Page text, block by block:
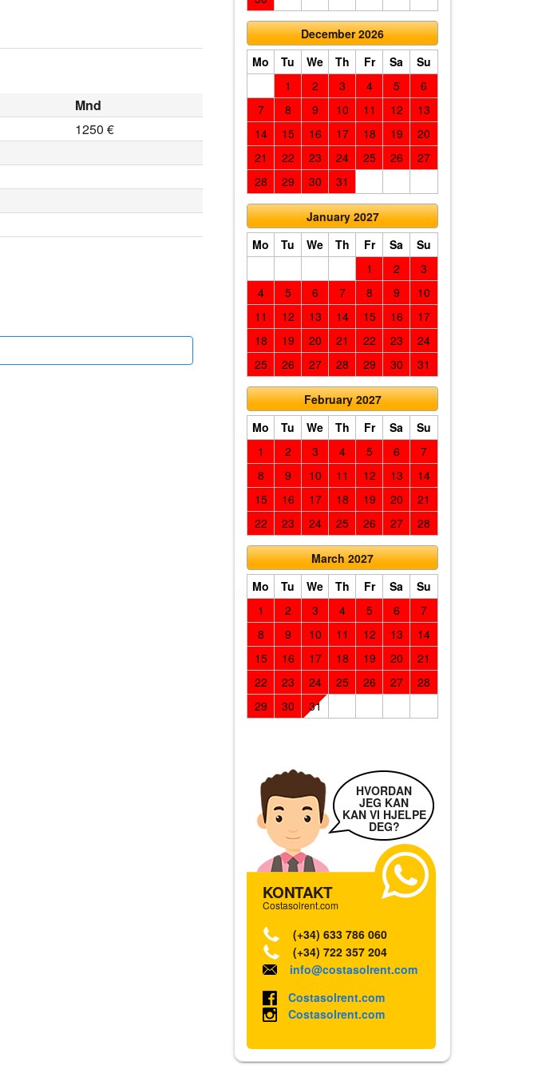
Mnd
1250 €
December 2026
Mo
Tu We Th Fr Sa
Su
1
2 3 4 5
6
7
8 9 10 11 12
13
14
15 16 17 18 19
20
21
22 23 24 25 26
27
28
29 30 31
January 2027
Mo
Tu We Th Fr Sa
Su
1
2
3
4
5 6 7 8 9
10
11
12 13 14 15 16
17
18
19 20 21 22 23
24
25
26 27 28 29 30 31
February 2027
Mo
Tu We Th Fr Sa
Su
1
2 3 4 5 6
7
8
9 10 11 12 13
14
15
16 17 18 19 20
21
22
23 24 25 26 27 28
March 2027
Mo
Tu We Th Fr Sa
Su
1
2 3 4 5 6
7
8
9 10 11 12 13
14
15
16 17 18 19 20
21
22
23 24 25 26 27
28
29
30 31
HVORDAN
JEG KAN
KAN VI HJELPE
DEG?
KONTAKT
Costasolrent.com
(+34) 633 786 060
(+34) 722 357 204
info@costasolrent.com
Costasolrent.com
Costasolrent.com